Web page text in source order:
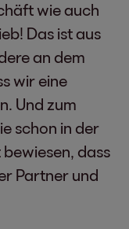
wie auch
Das ist aus
an dem
wir eine
Und zum
schon in der
dass
Partner und